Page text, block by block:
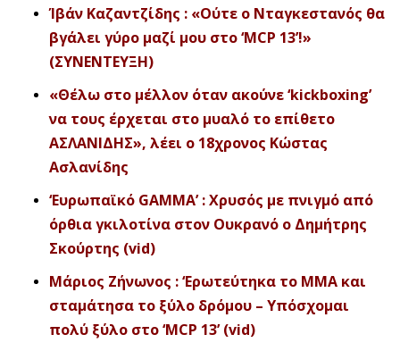
Ίβάν Καζαντζίδης : «Ούτε ο Νταγκεστανός θα
βγάλει γύρο μαζί μου στο ‘MCP 13’!»
(ΣΥΝΕΝΤΕΥΞΗ)
«Θέλω στο μέλλον όταν ακούνε ‘kickboxing’
να τους έρχεται στο μυαλό το επίθετο
ΑΣΛΑΝΙΔΗΣ», λέει ο 18χρονος Κώστας
Ασλανίδης
‘Ευρωπαϊκό GAMMA’ : Χρυσός με πνιγμό από
όρθια γκιλοτίνα στον Ουκρανό ο Δημήτρης
Σκούρτης (vid)
Μάριος Ζήνωνος : ‘Ερωτεύτηκα το ΜΜΑ και
σταμάτησα το ξύλο δρόμου – Υπόσχομαι
πολύ ξύλο στο ‘MCP 13’ (vid)